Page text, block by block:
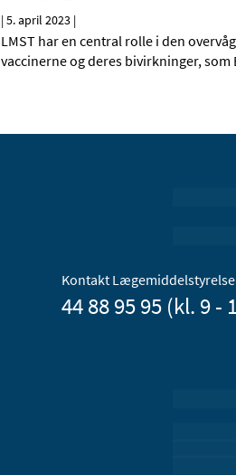
|5. april 2023 |
LMST har en central rolle i den
vaccinerne og deres bivirkninger, som
Kontakt
44 88 95 95 (kl. 9 -